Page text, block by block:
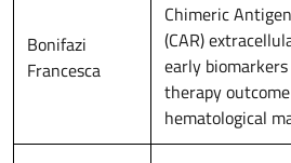
Bonifazi
Francesca
Chimeric
(CAR)
early biomarkers
therapy
hematological